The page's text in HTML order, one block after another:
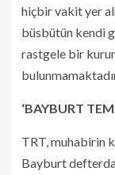
hiçbir vakit yer
büsbütün kendi
rastgele bir
‘BAYBURT
TRT, muhabirin
Bayburt